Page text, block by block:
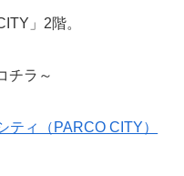
」2階。
チラ～
ティ（PARCO CITY）